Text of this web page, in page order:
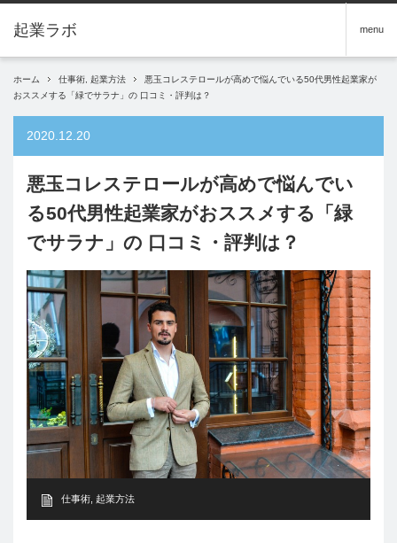
menu
ホーム 仕事術 起業方法
悪玉コレステロールが高めで悩んでいる50代男性起業家が
おススメする「緑でサラナ」の 口コミ・評判は？
2020.12.20
悪玉コレステロールが高めで悩んでい
る50代男性起業家がおススメする「緑
でサラナ」の 口コミ・評判は？
仕事術 起業方法